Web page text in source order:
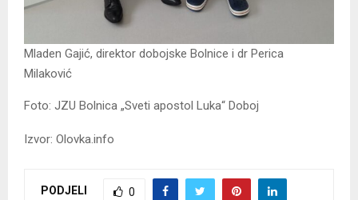
Mladen Gajić, direktor dobojske Bolnice i dr Perica
Milaković
Foto: JZU Bolnica „Sveti apostol Luka“ Doboj
Izvor: Olovka.info
PODJELI 0